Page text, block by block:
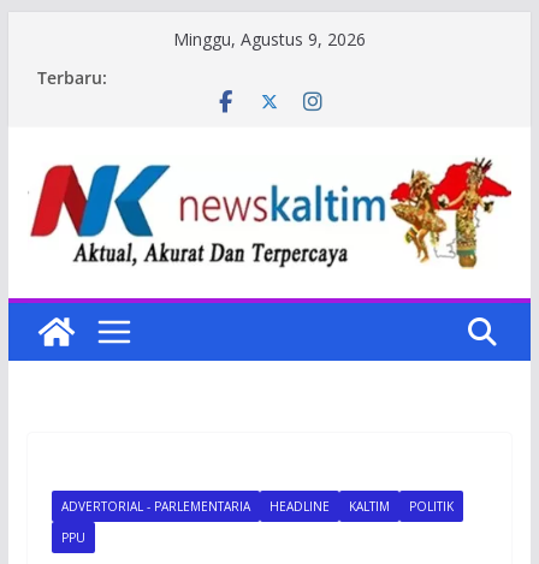
Minggu, Agustus 9, 2026
Terbaru:
ADVERTORIAL - PARLEMENTARIA HEADLINE KALTIM
POLITIK
PPU